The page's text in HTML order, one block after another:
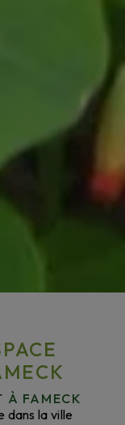
À FAMECK
dans la ville